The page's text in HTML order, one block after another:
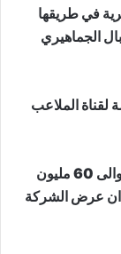
في طريقها
الجماهيري
الملاعب
وتفيد متابعاتنا ان قناة الملاعب قدمت عرضا بحوالى 60 مليون
ان عرض الشركة